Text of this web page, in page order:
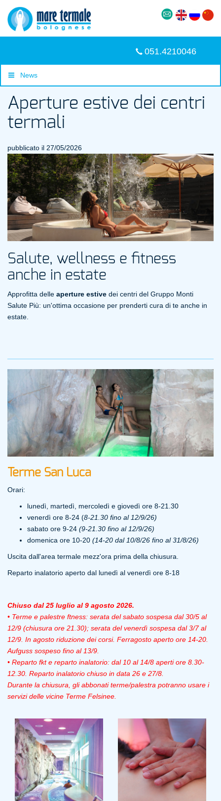
051.4210046
News
Aperture estive dei centri
termali
pubblicato il 27/05/2026
Salute, wellness e fitness
anche in estate
Approfitta delle aperture estive dei centri del Gruppo Monti
Salute Più: un'ottima occasione per prenderti cura di te anche in
estate.
Terme San Luca
Orari:
lunedì, martedì, mercoledì e giovedì ore 8-21.30
venerdì ore 8-24 (8-21.30 fino al 12/9/26)
sabato ore 9-24 (9-21.30 fino al 12/9/26)
domenica ore 10-20 (14-20 dal 10/8/26 fino al 31/8/26)
Uscita dall'area termale mezz'ora prima della chiusura.
Reparto inalatorio aperto dal lunedì al venerdì ore 8-18
Chiuso dal 25 luglio al 9 agosto 2026.
• Terme e palestre ftness: serata del sabato sospesa dal 30/5 al
12/9 (chiusura ore 21.30); serata del venerdì sospesa dal 3/7 al
12/9. In agosto riduzione dei corsi. Ferragosto aperto ore 14-20.
Aufguss sospeso fino al 13/9.
• Reparto fkt e reparto inalatorio: dal 10 al 14/8 aperti ore 8.30-
12.30. Reparto inalatorio chiuso in data 26 e 27/8.
Durante la chiusura, gli abbonati terme/palestra potranno usare i
servizi delle vicine Terme Felsinee.